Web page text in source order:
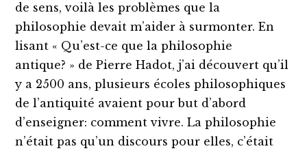
de sens, voilà les problèmes que la
philosophie devait m’aider à surmonter. En
lisant « Qu’est-ce que la philosophie
antique? » de Pierre Hadot, j’ai découvert qu’il
y a 2500 ans, plusieurs écoles philosophiques
de l’antiquité avaient pour but d’abord
d’enseigner: comment vivre. La philosophie
n’était pas qu’un discours pour elles, c’était